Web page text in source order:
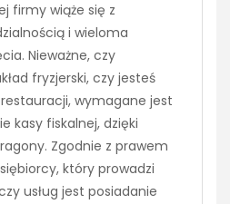
firmy wiąże się z
i wieloma
Nieważne, czy
fryzjerski, czy jesteś
wymagane jest
kasy fiskalnej, dzięki
Zgodnie z prawem
który prowadzi
usług jest posiadanie